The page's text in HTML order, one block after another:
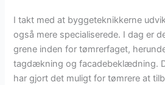
I takt med at byggeteknikkerne
også mere specialiserede. I dag er
grene inden for tømrerfaget,
tagdækning og facadebeklædning.
har gjort det muligt for tømrere at